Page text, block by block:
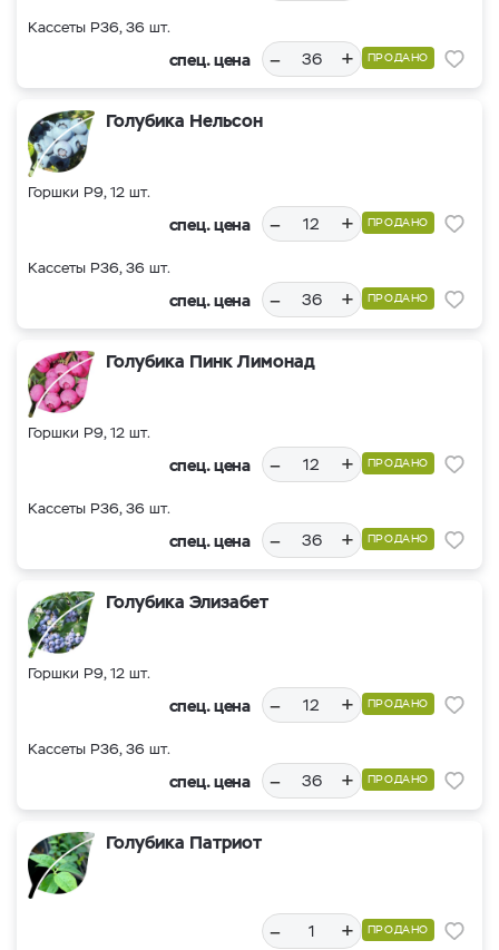
Кассеты Р36, 36 шт.
спец. цена – + ПРОДАНО
Голубика Нельсон
Горшки Р9, 12 шт.
спец. цена – + ПРОДАНО
Кассеты Р36, 36 шт.
спец. цена – + ПРОДАНО
Голубика Пинк Лимонад
Горшки Р9, 12 шт.
спец. цена – + ПРОДАНО
Кассеты Р36, 36 шт.
спец. цена – + ПРОДАНО
Голубика Элизабет
Горшки Р9, 12 шт.
спец. цена – + ПРОДАНО
Кассеты Р36, 36 шт.
спец. цена – + ПРОДАНО
Голубика Патриот
– + ПРОДАНО